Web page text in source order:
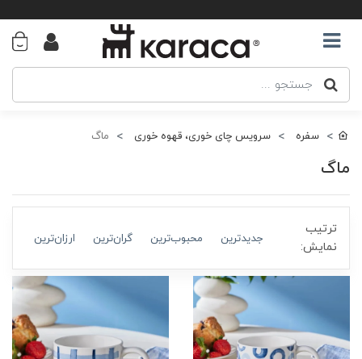
سفره سرویس چای خوری، قهوه خوری ماگ
ماگ
ترتیب
نمایش:
جدیدترین محبوب‌ترین گران‌ترین ارزان‌ترین